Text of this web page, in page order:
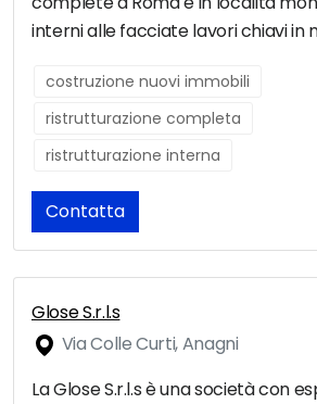
interni alle facciate lavori chiavi in
costruzione nuovi immobili
ristrutturazione completa
ristrutturazione interna
Contatta
Glose S.r.l.s
Via Colle Curti, Anagni
La Glose S.r.l.s è una società con